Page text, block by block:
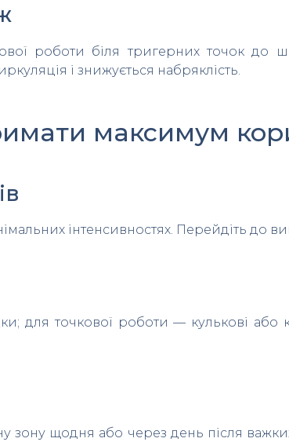
роботи біля тригерних точок
і знижується набряклість.
максимум
інтенсивностях. Перейдіть до
для точкової роботи — кулькові або
зону щодня або через день після